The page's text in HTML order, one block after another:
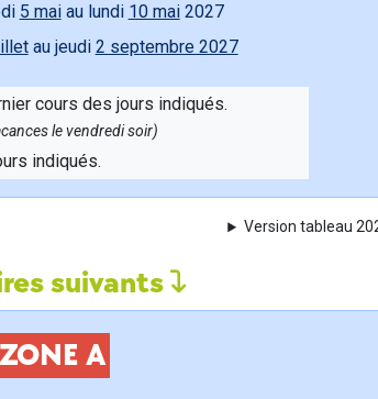
5 maiau lundi 10 mai2027
au jeudi 2 septembre 2027
cours des jours indiqués.
le vendredi soir)
indiqués.
Version tableau
suivants
ZONE A